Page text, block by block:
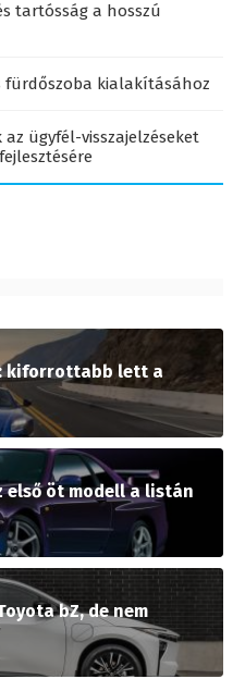
tartósság a hosszú
fürdőszoba kialakításához
ügyfél-visszajelzéseket
kiforrottabb lett a
első öt modell a listán
bZ, de nem